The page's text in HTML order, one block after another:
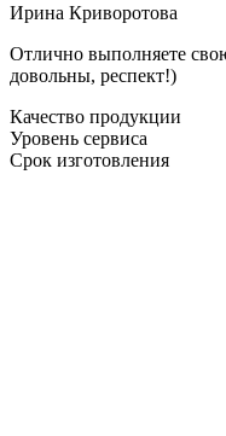
Ирина Криворотова
Отлично выполняете
довольны, респект!)
Качество продукции
Уровень сервиса
Срок изготовления